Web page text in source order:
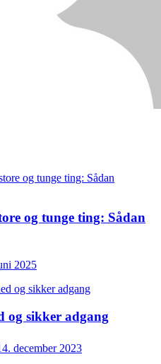
og tunge ting: Sådan
2025
og sikker adgang
december 2023